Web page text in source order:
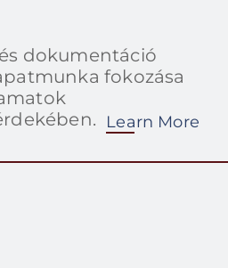
dokumentáció
fokozása
Learn More